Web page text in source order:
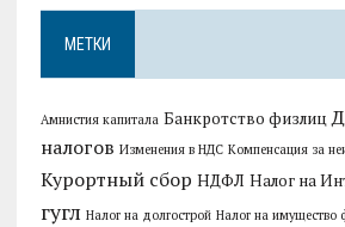
МЕТКИ
Амнистия капитала Банкротство физлиц
налогов Изменения в НДС Компенсация за
Курортный сбор НДФЛ Налог на
гугл Налог на долгострой Налог на имущество